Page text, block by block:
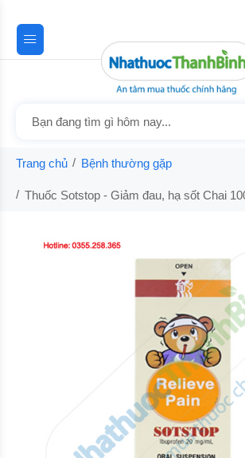
Trang chủ Bệnh thường gặp
Thuốc Sotstop - Giảm đau, hạ sốt Chai